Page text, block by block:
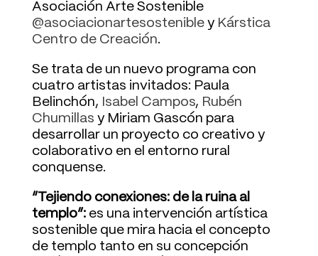
Asociación Arte Sostenible
@asociacionartesostenibleyKárstica
Centro de Creación.
Se trata de un nuevo programa con
cuatro artistas invitados: Paula
Belinchón,
Isabel Campos, Rubén
Chumillas y Miriam Gascón para
desarrollar un proyecto co creativo y
colaborativo en el entorno rural
conquense.
“Tejiendo conexiones: de la ruina al
templo”:es una intervención artística
sostenible que mira hacia el concepto
de templo tanto en su concepción